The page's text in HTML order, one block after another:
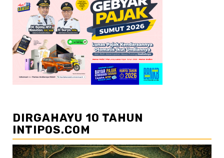
DIRGAHAYU 10 TAHUN
INTIPOS.COM